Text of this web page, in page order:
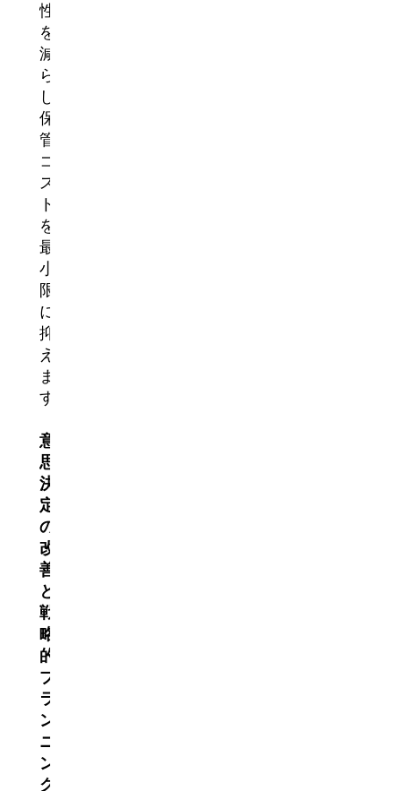
性
を
減
ら
し、
保
管
コ
ス
ト
を
最
小
限
に
抑
え
ま
す。
意
思
決
定
の
改
善
と
戦
略
的
プ
ラ
ン
ニ
ン
グ